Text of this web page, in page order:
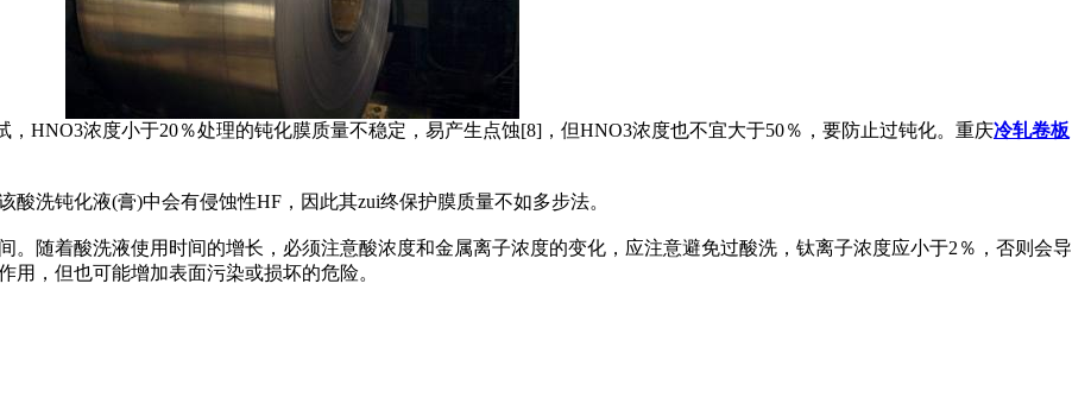
HNO3浓度小于20％处理的钝化膜质量不稳定，易产生点蚀[8]，但HNO3浓度也不宜大于50％，要防止过钝化。重庆冷轧卷板
洗钝化液(膏)中会有侵蚀性HF，因此其zui终保护膜质量不如多步法。
。随着酸洗液使用时间的增长，必须注意酸浓度和金属离子浓度的变化，应注意避免过酸洗，钛离子浓度应小于2％，否则会导
，但也可能增加表面污染或损坏的危险。